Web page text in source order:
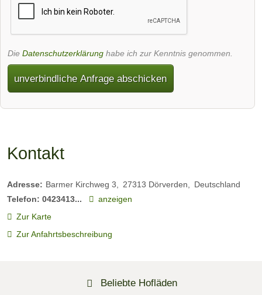
Die Datenschutzerklärung habe ich zur Kenntnis genommen.
unverbindliche Anfrage abschicken
Kontakt
Adresse: Barmer Kirchweg 3 27313 Dörverden
Deutschland
Telefon: 0423413...
anzeigen
Zur Karte
Zur Anfahrtsbeschreibung
Beliebte Hofläden